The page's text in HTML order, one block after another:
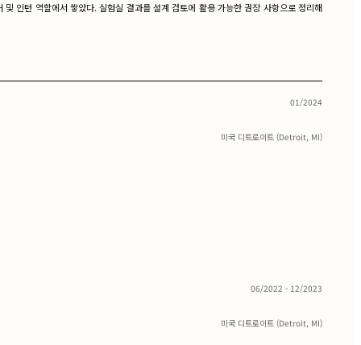
인턴 역할에서 쌓았다. 실험실 결과를 설계 검토에 활용 가능한 권장 사항으로 정리해
01/2024
미국 디트로이트 (Detroit, MI)
06/2022 - 12/2023
미국 디트로이트 (Detroit, MI)